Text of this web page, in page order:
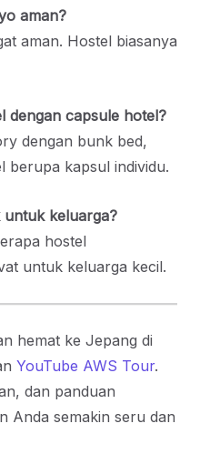
aman?
aman. Hostel biasanya
dengan capsule hotel?
dengan bunk bed,
berupa kapsul individu.
keluarga?
hostel
untuk keluarga kecil.
hemat ke Jepang di
YouTube AWS Tour.
dan panduan
Anda semakin seru dan